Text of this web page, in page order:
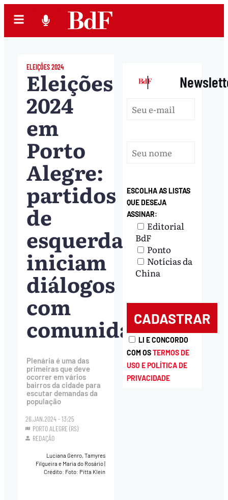
ELEIÇÕES 2024
Eleições
2024
em
Porto
Alegre:
partidos
de
esquerda
iniciam
diálogos
com
comunidades
Plenária é uma das
primeiras que deve
ocorrer em vários
bairros da cidade para
escutar demandas da
população
26.JAN.2024 - 13:25
PORTO ALEGRE (RS)
REDAÇÃO
Luciana Genro, Tamyres
Filgueira e Maria do Rosário|
Crédito: Foto: Pitta Klein
|
ESCOLHA AS LISTAS
QUE DESEJA
ASSINAR:
Editorial
BdF
Ponto
Notícias da
China
LI E CONCORDO
COM OSTERMOS DE
USO E POLÍTICA DE
PRIVACIDADE